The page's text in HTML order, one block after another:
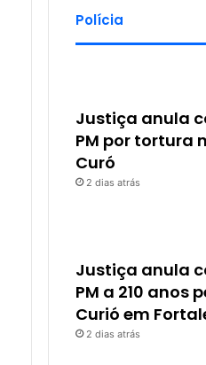
Polícia
Justiça anula
PM por tortura
Curó
2 dias atrás
Justiça anula
PM a 210 anos
Curió em
2 dias atrás